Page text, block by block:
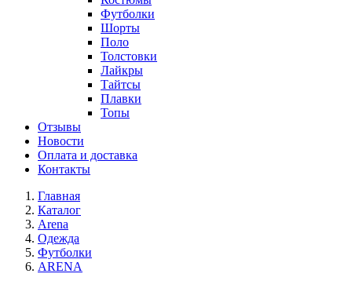
Футболки
Шорты
Поло
Толстовки
Лайкры
Тайтсы
Плавки
Топы
Отзывы
Новости
Оплата и доставка
Контакты
Главная
Каталог
Arena
Одежда
Футболки
ARENA